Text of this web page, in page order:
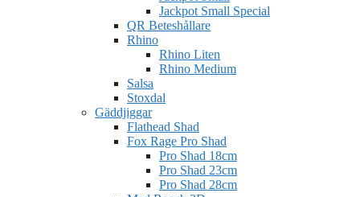
Jackpot Small Special
QR Beteshållare
Rhino
Rhino Liten
Rhino Medium
Salsa
Stoxdal
Gäddjiggar
Flathead Shad
Fox Rage Pro Shad
Pro Shad 18cm
Pro Shad 23cm
Pro Shad 28cm